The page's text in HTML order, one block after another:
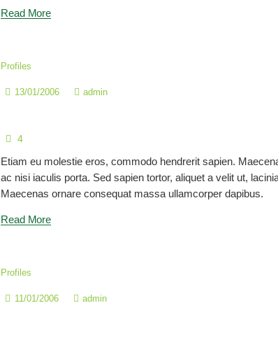
Read More
Profiles
13/01/2006 admin
4
Etiam eu molestie eros, commodo hendrerit sapien.
ac nisi iaculis porta. Sed sapien tortor, aliquet a velit ut,
Maecenas ornare consequat massa ullamcorper dapibus.
Read More
Profiles
11/01/2006 admin